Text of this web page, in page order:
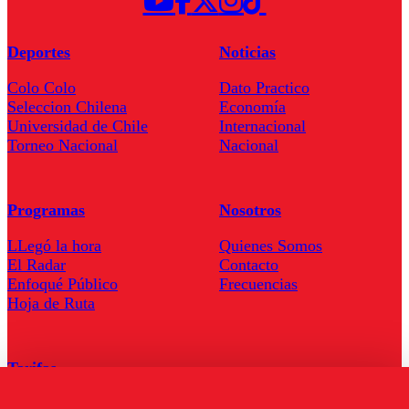
Deportes
Colo Colo
Seleccion Chilena
Universidad de Chile
Torneo Nacional
Noticias
Dato Practico
Economía
Internacional
Nacional
Programas
LLegó la hora
El Radar
Enfoqué Público
Hoja de Ruta
Nosotros
Quienes Somos
Contacto
Frecuencias
Tarifas